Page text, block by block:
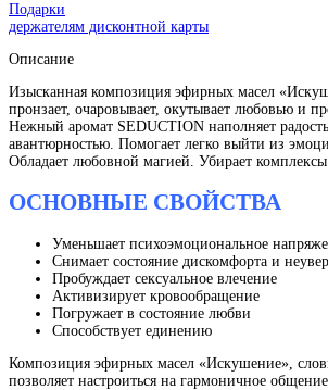
Подарки
держателям дисконтной карты
Описание
Изысканная композиция эфирных масел
пронзает, очаровывает, окутывает любовью и
Нежный аромат SEDUCTION наполняет
авантюрностью. Помогает легко выйти из
Обладает любовной магией. Убирает
ОСНОВНЫЕ СВОЙСТВА
Уменьшает психоэмоциональное
Снимает состояние дискомфорта и
Пробуждает сексуальное влечение
Активизирует кровообращение
Погружает в состояние любви
Способствует единению
Композиция эфирных масел «Искушение»,
позволяет настроиться на гармоничное